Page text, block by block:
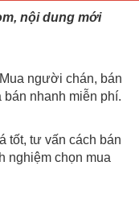
nội dung mới
người chán, bán
nhanh miễn phí.
tốt, tư vấn cách bán
nghiệm chọn mua